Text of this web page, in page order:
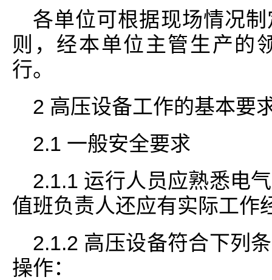
各单位可根据现场情况
则，经本单位主管生产的
行。
2 高压设备工作的基本要
2.1 一般安全要求
2.1.1 运行人员应熟悉电
值班负责人还应有实际工作
2.1.2 高压设备符合下列
操作：